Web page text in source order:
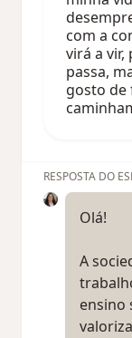
com a
virá a
passa,
gosto de
RESPOSTA DO
Olá!
A
ensino